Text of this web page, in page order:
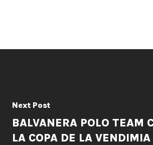
Next Post
BALVANERA POLO TEAM
LA COPA DE LA